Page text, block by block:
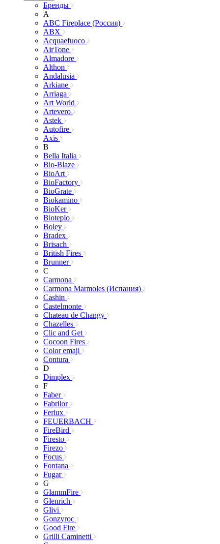
Бренды
A
ABC Fireplace (Россия)
ABX
Acquaefuoco
AirTone
Almadore
Althon
Andalusia
Arkiane
Arriaga
Art World
Artevero
Astek
Autofire
Axis
B
Bella Italia
Bio-Blaze
BioArt
BioFactory
BioGrate
Biokamino
BioKer
Bioteplo
Boley
Bradex
Brisach
British Fires
Brunner
C
Carmona
Carmona Marmoles (Испания)
Cashin
Castelmonte
Chateau de Changy
Chazelles
Clic and Get
Cocoon Fires
Color emajl
Contura
D
Dimplex
F
Faber
Fabrilor
Ferlux
FEUERBACH
FireBird
Firesto
Firezo
Focus
Fontana
Fugar
G
GlammFire
Glenrich
Glivi
Gonzyroc
Good Fire
Grilli Caminetti